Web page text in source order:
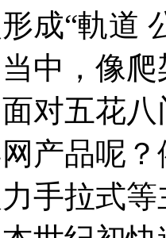
成“軌道
中，像
对五花
产品呢
手拉式